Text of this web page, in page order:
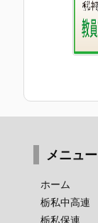
メニュー
ホーム
栃私中高連
栃私保連